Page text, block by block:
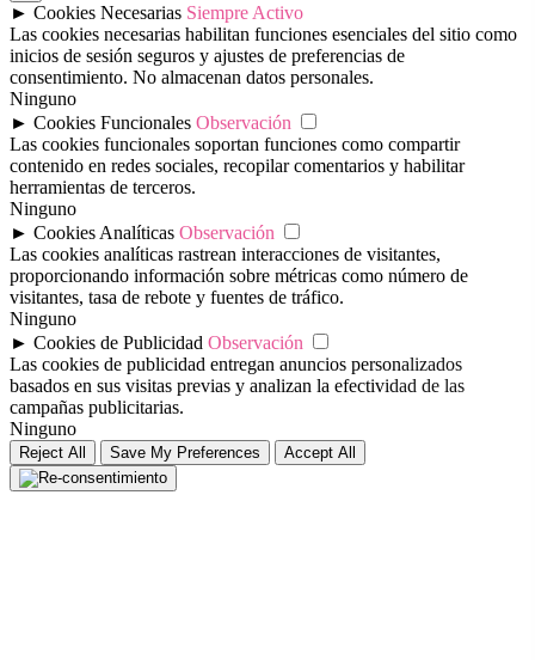
► Cookies Necesarias Siempre Activo
Las cookies necesarias habilitan funciones esenciales del sitio como
inicios de sesión seguros y ajustes de preferencias de
consentimiento. No almacenan datos personales.
Ninguno
► Cookies Funcionales Observación
Las cookies funcionales soportan funciones como compartir
contenido en redes sociales, recopilar comentarios y habilitar
herramientas de terceros.
Ninguno
► Cookies Analíticas Observación
Las cookies analíticas rastrean interacciones de visitantes,
proporcionando información sobre métricas como número de
visitantes, tasa de rebote y fuentes de tráfico.
Ninguno
► Cookies de Publicidad Observación
Las cookies de publicidad entregan anuncios personalizados
basados en sus visitas previas y analizan la efectividad de las
campañas publicitarias.
Ninguno
Reject All Save My Preferences Accept All